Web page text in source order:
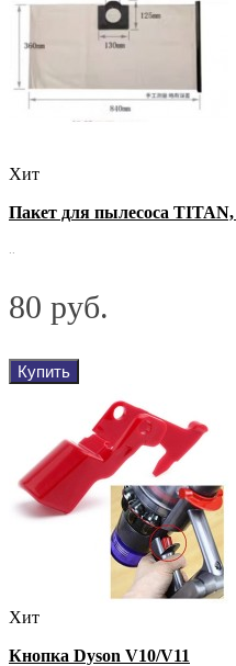
Хит
Пакет для пылесоса
80 руб.
Купить
Хит
Кнопка Dyson V10/V11